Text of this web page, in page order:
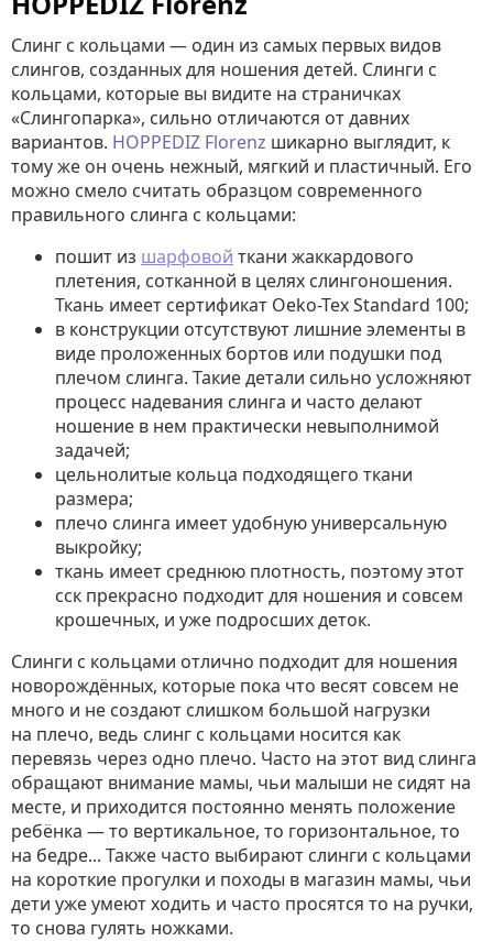
Слинг с кольцами — один из самых первых видов
слингов, созданных для ношения детей. Слинги с
кольцами, которые вы видите на страничках
«Слингопарка», сильно отличаются от давних
вариантов. HOPPEDIZ Florenz шикарно выглядит, к
тому же он очень нежный, мягкий и пластичный. Его
можно смело считать образцом современного
правильного слинга с кольцами:
пошит из шарфовой ткани жаккардового
плетения, сотканной в целях слингоношения.
Ткань имеет сертификат Oeko-Tex Standard 100;
в конструкции отсутствуют лишние элементы в
виде проложенных бортов или подушки под
плечом слинга. Такие детали сильно усложняют
процесс надевания слинга и часто делают
ношение в нем практически невыполнимой
задачей;
цельнолитые кольца подходящего ткани
размера;
плечо слинга имеет удобную универсальную
выкройку;
ткань имеет среднюю плотность, поэтому этот
сск прекрасно подходит для ношения и совсем
крошечных, и уже подросших деток.
Слинги с кольцами отлично подходит для ношения
новорождённых, которые пока что весят совсем не
много и не создают слишком большой нагрузки
на плечо, ведь слинг с кольцами носится как
перевязь через одно плечо. Часто на этот вид слинга
обращают внимание мамы, чьи малыши не сидят на
месте, и приходится постоянно менять положение
ребёнка — то вертикальное, то горизонтальное, то
на бедре... Также часто выбирают слинги с кольцами
на короткие прогулки и походы в магазин мамы, чьи
дети уже умеют ходить и часто просятся то на ручки,
то снова гулять ножками.